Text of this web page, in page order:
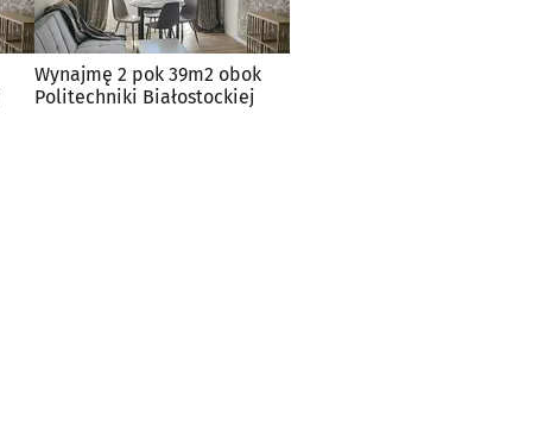
Wynajmę 2 pok 39m2 obok
Politechniki Białostockiej